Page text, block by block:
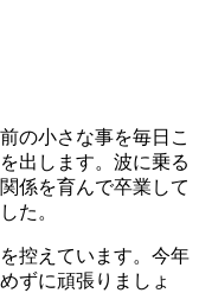
の小さな事を毎日こ
出します。波に乗る
係を育んで卒業して
た。
控えています。今年
ずに頑張りましょ